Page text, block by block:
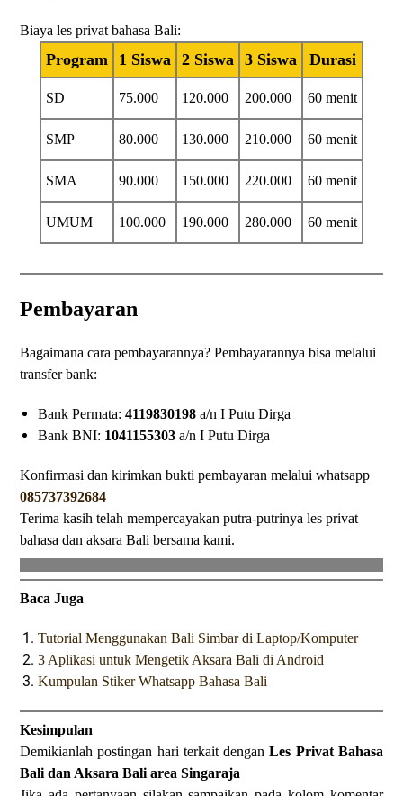
Biaya les privat bahasa Bali:
Program 1 Siswa 2 Siswa 3 Siswa Durasi
SD 75.000 120.000 200.000 60 menit
SMP 80.000 130.000 210.000 60 menit
SMA 90.000 150.000 220.000 60 menit
UMUM 100.000 190.000 280.000 60 menit
Pembayaran
Bagaimana cara pembayarannya? Pembayarannya bisa melalui
transfer bank:
Bank Permata: 4119830198 a/n I Putu Dirga
Bank BNI: 1041155303 a/n I Putu Dirga
Konfirmasi dan kirimkan bukti pembayaran melalui whatsapp
085737392684
Terima kasih telah mempercayakan putra-putrinya les privat
bahasa dan aksara Bali bersama kami.
Baca Juga
Tutorial Menggunakan Bali Simbar di Laptop/Komputer
3 Aplikasi untuk Mengetik Aksara Bali di Android
Kumpulan Stiker Whatsapp Bahasa Bali
Kesimpulan
Demikianlah postingan hari terkait denganLes Privat Bahasa
Bali dan Aksara Bali area Singaraja